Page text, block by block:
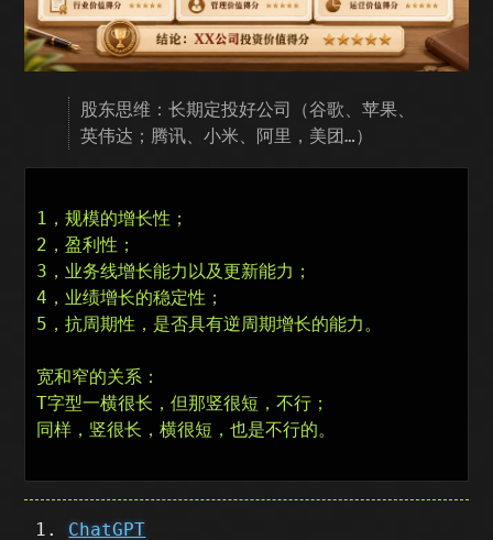
股东思维：长期定投好公司（谷歌、苹果、
英伟达；腾讯、小米、阿里，美团…）
1，规模的增长性；
2，盈利性；
3，业务线增长能力以及更新能力；
4，业绩增长的稳定性；
5，抗周期性，是否具有逆周期增长的能力。
宽和窄的关系：
T字型一横很长，但那竖很短，不行；
同样，竖很长，横很短，也是不行的。
ChatGPT